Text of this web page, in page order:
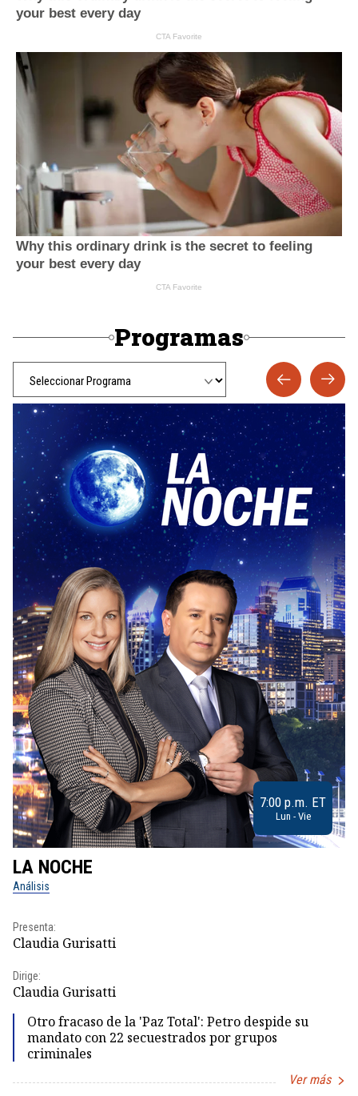
Programas
7:00 p.m. ET
Lun - Vie
LA NOCHE
Análisis
Presenta:
Claudia Gurisatti
Dirige:
Claudia Gurisatti
Otro fracaso de la 'Paz Total': Petro despide su
mandato con 22 secuestrados por grupos
criminales
Ver más